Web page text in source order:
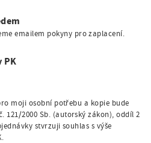
emailem pokyny pro zaplacení.
PK
moji osobní potřebu a kopie bude
121/2000 Sb. (autorský zákon), oddíl 2
stvrzuji souhlas s výše